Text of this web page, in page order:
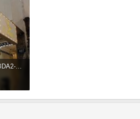
45F0324F-3C6C-4DE5-BDA2-55B59CBD8F91.jpeg